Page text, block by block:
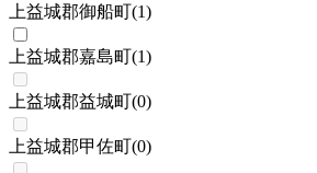
上益城郡御船町(1)
上益城郡嘉島町(1)
上益城郡益城町(0)
上益城郡甲佐町(0)